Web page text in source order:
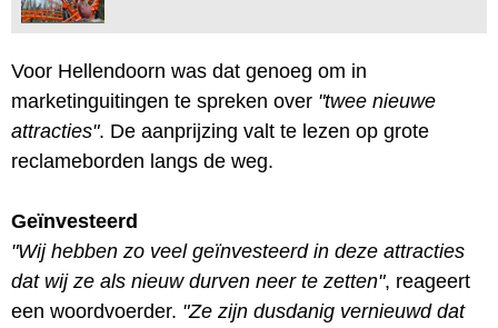
Voor Hellendoorn was dat genoeg om in
marketinguitingen te spreken over "twee nieuwe
attracties". De aanprijzing valt te lezen op grote
reclameborden langs de weg.
Geïnvesteerd
"Wij hebben zo veel geïnvesteerd in deze attracties
dat wij ze als nieuw durven neer te zetten", reageert
een woordvoerder. "Ze zijn dusdanig vernieuwd dat